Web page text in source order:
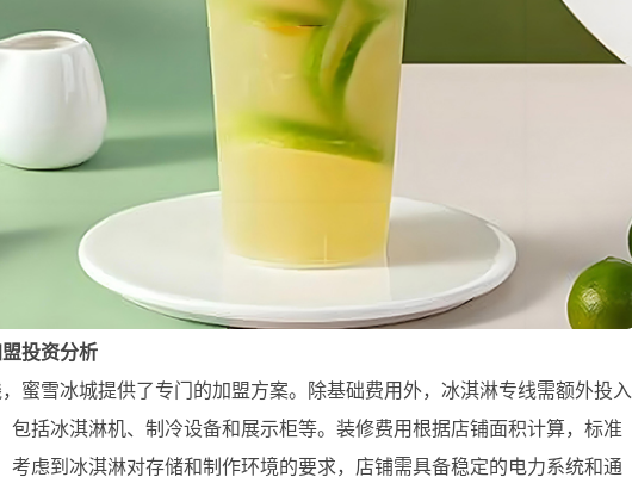
投资分析
雪冰城提供了专门的加盟方案。除基础费用外，冰淇淋专线需额外投入
包括冰淇淋机、制冷设备和展示柜等。装修费用根据店铺面积计算，标准
考虑到冰淇淋对存储和制作环境的要求，店铺需具备稳定的电力系统和通